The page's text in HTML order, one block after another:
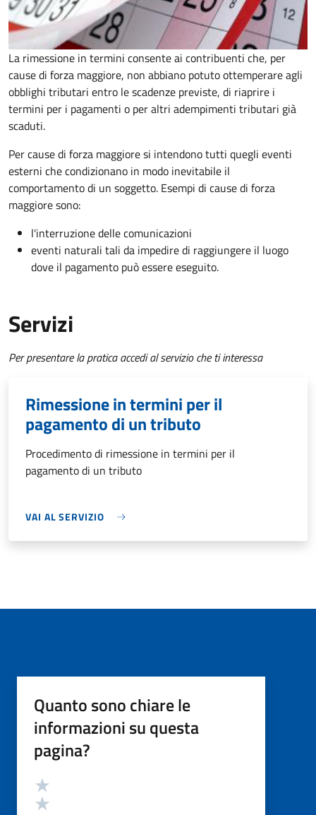
La rimessione in termini consente ai contribuenti che, per
cause di forza maggiore, non abbiano potuto ottemperare agli
obblighi tributari entro le scadenze previste, di riaprire i
termini per i pagamenti o per altri adempimenti tributari già
scaduti.
Per cause di forza maggiore si intendono tutti quegli eventi
esterni che condizionano in modo inevitabile il
comportamento di un soggetto. Esempi di cause di forza
maggiore sono:
l'interruzione delle comunicazioni
eventi naturali tali da impedire di raggiungere il luogo
dove il pagamento può essere eseguito.
Servizi
Per presentare la pratica accedi al servizio che ti interessa
Rimessione in termini per il
pagamento di un tributo
Procedimento di rimessione in termini per il
pagamento di un tributo
VAI AL SERVIZIO
Quanto sono chiare le
informazioni su questa
pagina?
Valutazione